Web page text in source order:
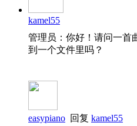
kamel55
管理员：你好！请问一首
到一个文件里吗？
easypiano 回复 kamel55